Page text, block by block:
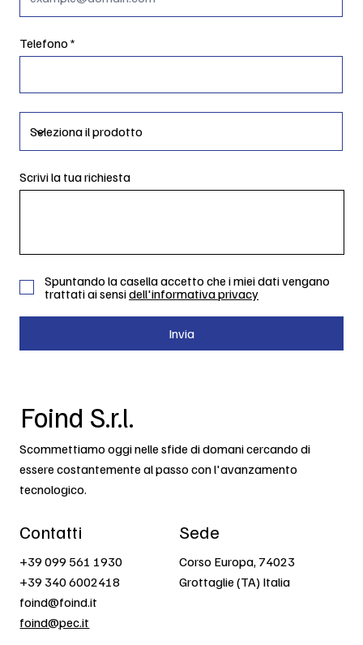
Telefono
Scrivi la tua richiesta
Spuntando la casella accetto che i miei dati vengano
trattati ai sensidell'informativa privacy
Invia
Foind S.r.l.
Scommettiamo oggi nelle sfide di domani cercando di
essere costantemente al passo con l'avanzamento
tecnologico.
Contatti
+39 099 561 1930
+39 340 6002418
foind@foind.it
foind@pec.it
Sede
Corso Europa, 74023
Grottaglie (TA) Italia